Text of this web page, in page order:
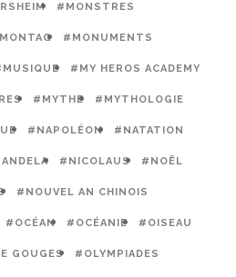
#MONSTRES
#MONUMENTS
#MY HEROS ACADEMY
#MYTHE #MYTHOLOGIE
#NAPOLÉON #NATATION
#NICOLAUS #NOËL
#NOUVEL AN CHINOIS
#OCÉAN #OCÉANIE #OISEAU
GOUGES #OLYMPIADES